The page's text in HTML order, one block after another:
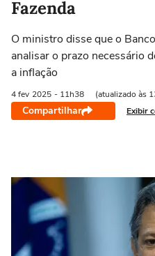
Fazenda
O ministro disse que o
analisar o prazo necessário
a inflação
4 fev 2025 - 11h38 (atualizado às
Compartilhar Exibir